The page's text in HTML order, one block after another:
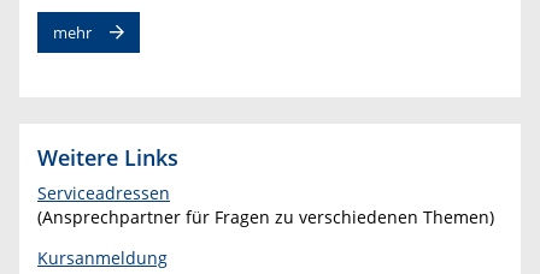
mehr
Weitere Links
Serviceadressen
(Ansprechpartner für Fragen zu verschiedenen Themen)
Kursanmeldung